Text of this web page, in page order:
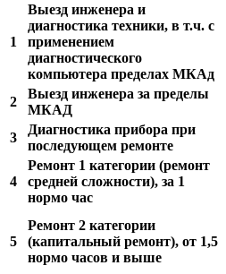
1
Выезд инженера и
диагностика техники, в т.ч. с
применением
диагностического
компьютера пределах МКАд
2
Выезд инженера за пределы
МКАД
3
Диагностика прибора при
последующем ремонте
4
Ремонт 1 категории (ремонт
средней сложности), за 1
нормо час
5
Ремонт 2 категории
(капитальный ремонт), от 1,5
нормо часов и выше